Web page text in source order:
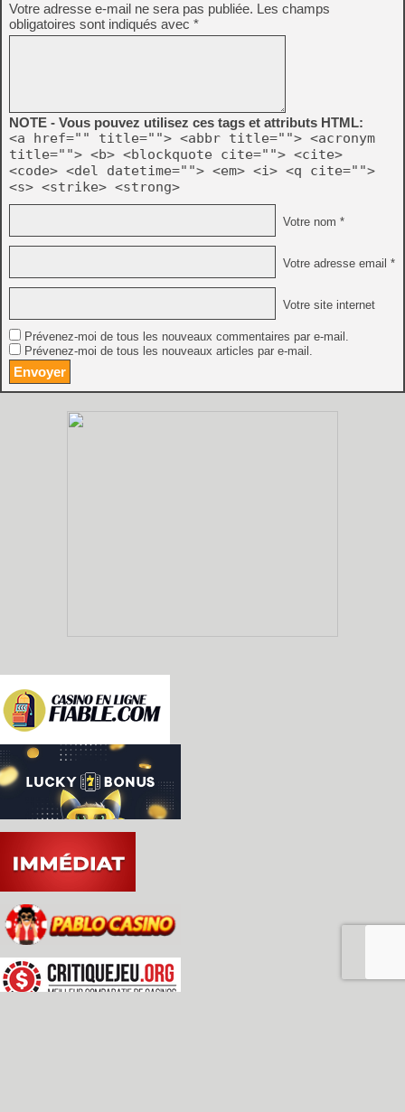
Votre adresse e-mail ne sera pas publiée. Les champs
obligatoires sont indiqués avec *
NOTE - Vous pouvez utilisez ces tags et attributs HTML:
<a href="" title=""> <abbr title=""> <acronym
title=""> <b> <blockquote cite=""> <cite>
<code> <del datetime=""> <em> <i> <q cite="">
<s> <strike> <strong>
Votre nom *
Votre adresse email *
Votre site internet
Prévenez-moi de tous les nouveaux commentaires par e-mail.
Prévenez-moi de tous les nouveaux articles par e-mail.